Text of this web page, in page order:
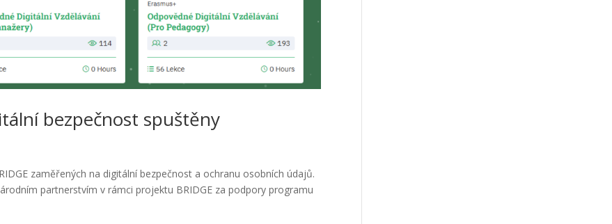
bezpečnost spuštěny
zaměřených na digitální bezpečnost a ochranu osobních údajů.
partnerstvím v rámci projektu BRIDGE za podpory programu